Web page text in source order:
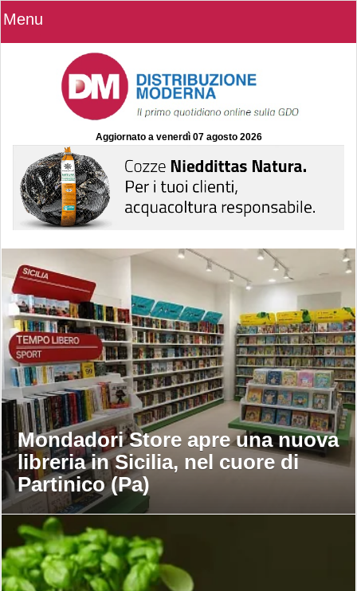
Menu
Aggiornato a venerdì 07 agosto 2026
Mondadori Store apre una nuova
libreria in Sicilia, nel cuore di
Partinico (Pa)